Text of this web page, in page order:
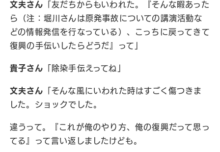
文夫さん 「友だちからもいわれた。『そんな暇あった
ら（注：堀川さんは原発事故についての講演活動な
どの情報発信を行なっている）、こっちに戻ってきて
復興の手伝いしたらどうだ』って」
貴子さん 「除染手伝えってね」
文夫さん 「そんな風にいわれた時はすごく傷つきま
した。ショックでした。
違うって。『これが俺のやり方、俺の復興だって思っ
てる』って言い返しましたけども。